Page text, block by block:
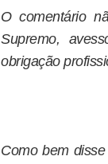
O comentário
Supremo,
obrigação
Como bem